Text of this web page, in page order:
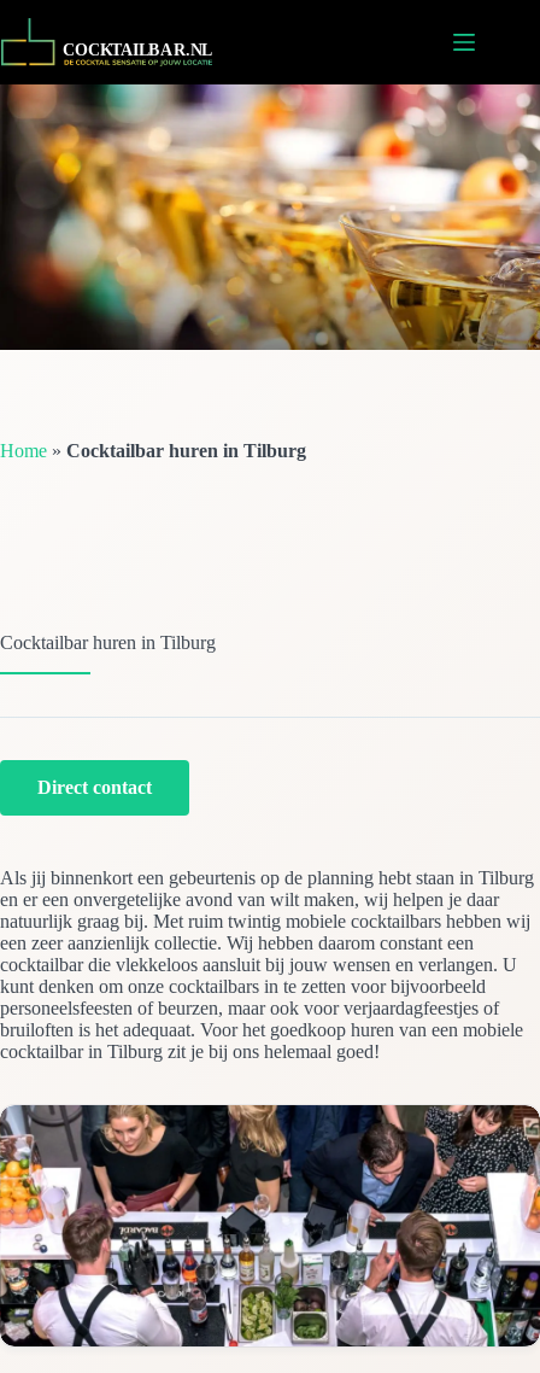
Home » Cocktailbar huren in Tilburg
Cocktailbar huren in Tilburg
Direct contact
Als jij binnenkort een gebeurtenis op de planning hebt staan in Tilburg
en er een onvergetelijke avond van wilt maken, wij helpen je daar
natuurlijk graag bij. Met ruim twintig mobiele cocktailbars hebben wij
een zeer aanzienlijk collectie. Wij hebben daarom constant een
cocktailbar die vlekkeloos aansluit bij jouw wensen en verlangen. U
kunt denken om onze cocktailbars in te zetten voor bijvoorbeeld
personeelsfeesten of beurzen, maar ook voor verjaardagfeestjes of
bruiloften is het adequaat. Voor het goedkoop huren van een mobiele
cocktailbar in Tilburg zit je bij ons helemaal goed!